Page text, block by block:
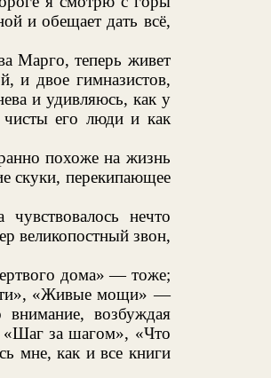
и обещает дать всё,
Марго, теперь живет
и двое гимназистов,
и удивляюсь, как у
чисты его люди и как
похоже на жизнь
скуки, перекипающее
нечто
великопостный звон,
дома» — тоже;
«Живые мощи» —
внимание, возбуждая
«Шаг за шагом», «Что
мне, как и все книги